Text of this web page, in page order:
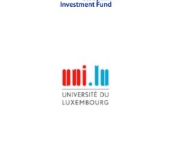
Luc Frieden
Manolis Mavrommatis
Marc Lemaître